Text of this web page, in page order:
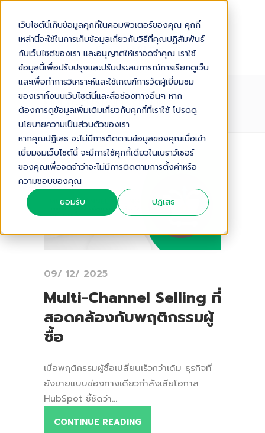
เว็บไซต์นี้เก็บข้อมูลคุกกี้ในคอมพิวเตอร์ของคุณ คุกกี้
เหล่านี้จะใช้ในการเก็บข้อมูลเกี่ยวกับวิธีที่คุณปฏิสัมพันธ์
กับเว็บไซต์ของเรา และอนุญาตให้เราจดจำคุณ เราใช้
ข้อมูลนี้เพื่อปรับปรุงและปรับประสบการณ์การเรียกดูเว็บ
และเพื่อทำการวิเคราะห์และใช้เกณฑ์การวัดผู้เยี่ยมชม
ของเราทั้งบนเว็บไซต์นี้และสื่อช่องทางอื่นๆ หาก
ต้องการดูข้อมูลเพิ่มเติมเกี่ยวกับคุกกี้ที่เราใช้ โปรดดู
นโยบายความเป็นส่วนตัวของเรา
หากคุณปฏิเสธ จะไม่มีการติดตามข้อมูลของคุณเมื่อเข้า
เยี่ยมชมเว็บไซต์นี้ จะมีการใช้คุกกี้เดียวในเบราว์เซอร์
ของคุณเพื่อจดจำว่าจะไม่มีการติดตามการตั้งค่าหรือ
ความชอบของคุณ
ยอมรับ
ปฏิเสธ
MULTI-CHANNEL-SELLING
09/ 12/ 2025
Multi-Channel Selling ที่
สอดคล้องกับพฤติกรรมผู้
ซื้อ
เมื่อพฤติกรรมผู้ซื้อเปลี่ยนเร็วกว่าเดิม ธุรกิจที่
ยังขายแบบช่องทางเดียวกำลังเสียโอกาส
HubSpot ชี้ชัดว่า...
CONTINUE READING